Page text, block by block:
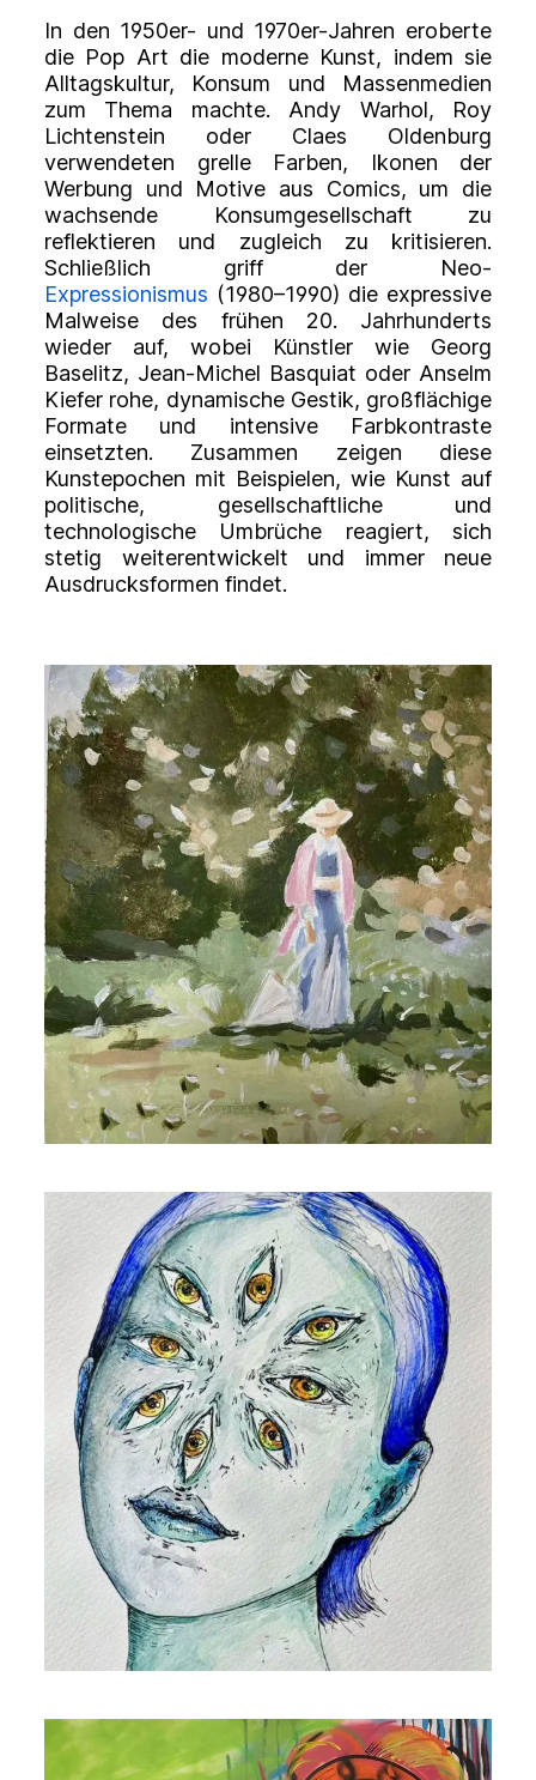
In den 1950er- und 1970er-Jahren eroberte
die Pop Art die moderne Kunst, indem sie
Alltagskultur, Konsum und Massenmedien
zum Thema machte. Andy Warhol, Roy
Lichtenstein oder Claes Oldenburg
verwendeten grelle Farben, Ikonen der
Werbung und Motive aus Comics, um die
wachsende Konsumgesellschaft zu
reflektieren und zugleich zu kritisieren.
Schließlich griff der Neo-
Expressionismus (1980–1990) die expressive
Malweise des frühen 20. Jahrhunderts
wieder auf, wobei Künstler wie Georg
Baselitz, Jean-Michel Basquiat oder Anselm
Kiefer rohe, dynamische Gestik, großflächige
Formate und intensive Farbkontraste
einsetzten. Zusammen zeigen diese
Kunstepochen mit Beispielen, wie Kunst auf
politische, gesellschaftliche und
technologische Umbrüche reagiert, sich
stetig weiterentwickelt und immer neue
Ausdrucksformen findet.